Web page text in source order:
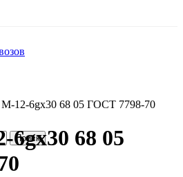
Поиск
12-6gx30 68 05 ГОСТ 7798-70
68 05